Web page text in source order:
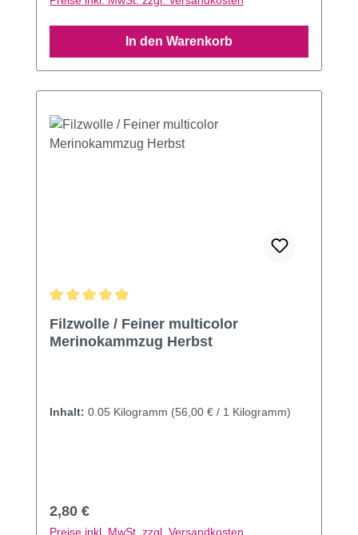
In den Warenkorb
Filzwolle / Feiner multicolor
Merinokammzug Herbst
Inhalt: 0.05 Kilogramm (56,00 € / 1 Kilogramm)
Regulärer Preis:
2,80 €
Preise inkl. MwSt. zzgl. Versandkosten